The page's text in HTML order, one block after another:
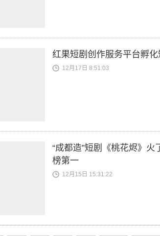
红果短剧创作服务平台孵
12月17日 8:51:03
“成都造”短剧《桃花烬》
榜第一
12月15日 15:31:22